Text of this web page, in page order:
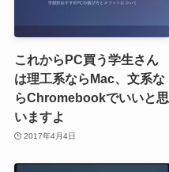
これからPC買う学生さん
は理工系ならMac、文系な
らChromebookでいいと思
いますよ
2017年4月4日